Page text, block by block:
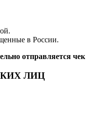
в России.
отправляется чек
ЛИЦ